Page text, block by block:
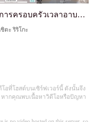
กิจการครอบครัวเวลาอาบน้ำ ~ตั้งแต่พี่ชายมาอยู่ด้วย ภรรยาที่ชอบอาบน้ำของฉันก็ใช้เวลาอาบน้ำนานขึ้น...~ รีริโกะ คิโนชิตะ
ตะ ริริโกะ
อที่โฮสต์บนเซิร์ฟเวอร์นี้ ดังนั้นจึง
หากคุณพบเนื้อหาวิดีโอหรือปัญหา